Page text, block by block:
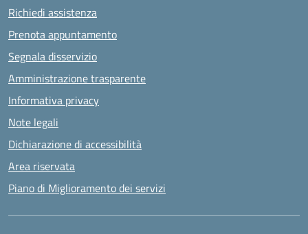
Richiedi assistenza
Prenota appuntamento
Segnala disservizio
Amministrazione trasparente
Informativa privacy
Note legali
Dichiarazione di accessibilità
Area riservata
Piano di Miglioramento dei servizi